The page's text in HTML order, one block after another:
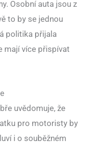
Osobní auta jsou z
to by se jednou
politika přijala
mají více přispívat
uvědomuje, že
pro motoristy by
i o souběžném